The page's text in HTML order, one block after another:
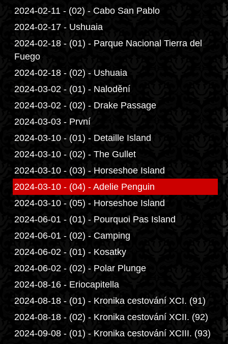
2024-02-11 - (02) - Cabo San Pablo
2024-02-17 - Ushuaia
2024-02-18 - (01) - Parque Nacional Tierra del
Fuego
2024-02-18 - (02) - Ushuaia
2024-03-02 - (01) - Nalodění
2024-03-02 - (02) - Drake Passage
2024-03-03 - První
2024-03-10 - (01) - Detaille Island
2024-03-10 - (02) - The Gullet
2024-03-10 - (03) - Horseshoe Island
2024-03-10 - (04) - Adelie Penguin
2024-03-10 - (05) - Horseshoe Island
2024-06-01 - (01) - Pourquoi Pas Island
2024-06-01 - (02) - Camping
2024-06-02 - (01) - Kosatky
2024-06-02 - (02) - Polar Plunge
2024-08-16 - Eriocapitella
2024-08-18 - (01) - Kronika cestování XCI. (91)
2024-08-18 - (02) - Kronika cestování XCII. (92)
2024-09-08 - (01) - Kronika cestování XCIII. (93)